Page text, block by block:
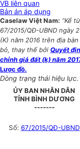
VB liên quan
Bản án áp dụng
Caselaw Việt Nam: “Kể
67/2015/QĐ-UBND ngày
(K) năm 2016 trên địa
bỏ, thay thế bởi Quyết
chỉnh giá đất (k) năm
Lược đồ.
Dòng trạng thái hiệu lực.
ỦY BAN NHÂN DÂN
TỈNH BÌNH DƯƠNG
-------
Số: 67/2015/QĐ-UBND